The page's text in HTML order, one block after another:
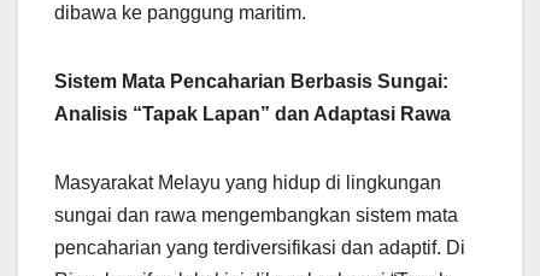
dibawa ke panggung maritim.
Sistem Mata Pencaharian Berbasis Sungai:
Analisis “Tapak Lapan” dan Adaptasi Rawa
Masyarakat Melayu yang hidup di lingkungan
sungai dan rawa mengembangkan sistem mata
pencaharian yang terdiversifikasi dan adaptif. Di